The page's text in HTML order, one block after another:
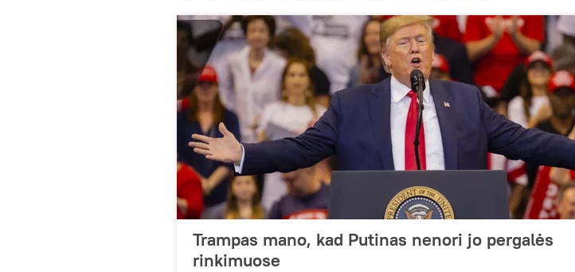
Trampas mano, kad Putinas nenori jo pergalės
rinkimuose